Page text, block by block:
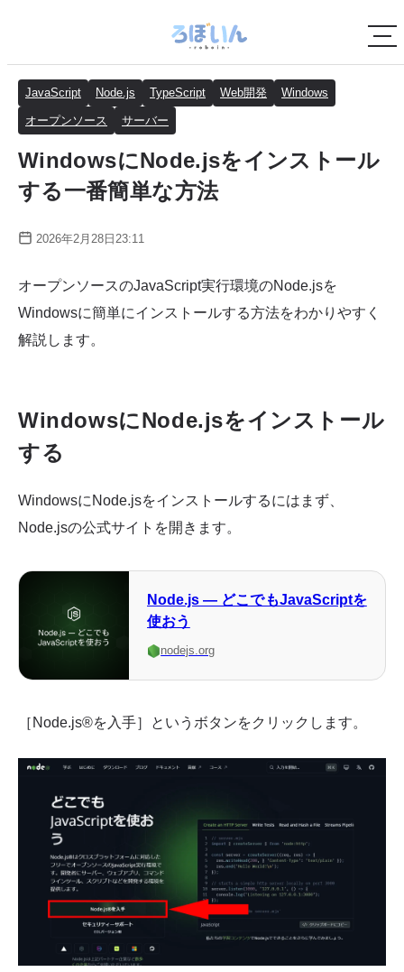
JavaScript Node.js TypeScript Web開発 Windows
オープンソース サーバー
WindowsにNode.jsをインストール
する一番簡単な方法
2026年2月28日23:11
オープンソースのJavaScript実行環境のNode.jsを
Windowsに簡単にインストールする方法をわかりやすく
解説します。
WindowsにNode.jsをインストール
する
WindowsにNode.jsをインストールするにはまず、
Node.jsの公式サイトを開きます。
Node.js — どこでもJavaScriptを
使おう
nodejs.org
［Node.js®を入手］というボタンをクリックします。